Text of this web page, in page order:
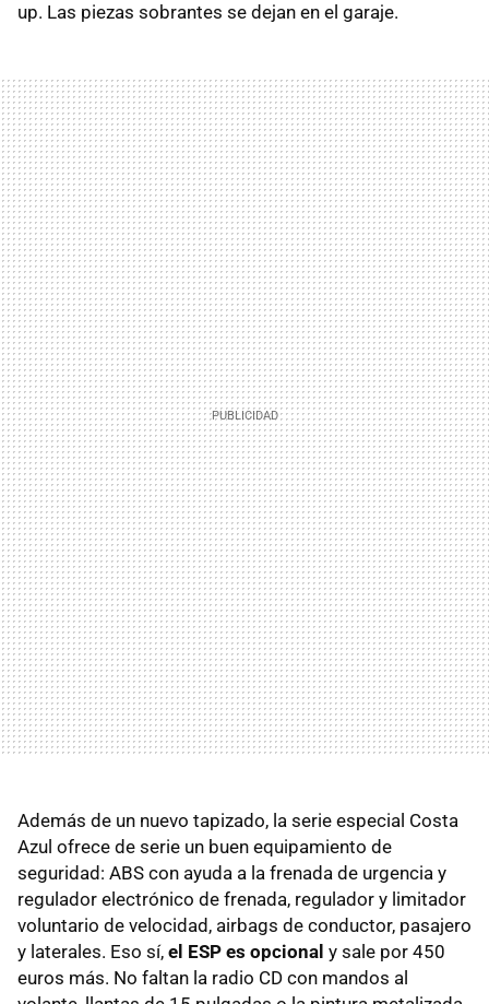
up. Las piezas sobrantes se dejan en el garaje.
Además de un nuevo tapizado, la serie especial Costa
Azul ofrece de serie un buen equipamiento de
seguridad: ABS con ayuda a la frenada de urgencia y
regulador electrónico de frenada, regulador y limitador
voluntario de velocidad, airbags de conductor, pasajero
y laterales. Eso sí, el ESP es opcional y sale por 450
euros más. No faltan la radio CD con mandos al